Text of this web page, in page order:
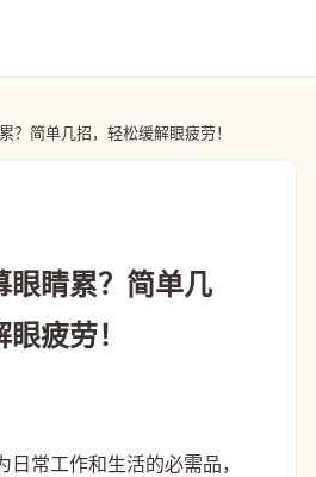
？简单几招，轻松缓解眼疲劳！
眼睛累？简单几
疲劳！
常工作和生活的必需品，